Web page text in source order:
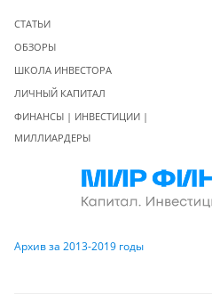
СТАТЬИ
ОБЗОРЫ
ШКОЛА ИНВЕСТОРА
ЛИЧНЫЙ КАПИТАЛ
ФИНАНСЫ | ИНВЕСТИЦИИ |
МИЛЛИАРДЕРЫ
Архив за 2013-2019 годы